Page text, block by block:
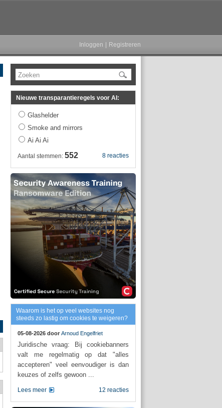
Inloggen Registreren
Zoeken
Nieuwe transparantieregels voor AI:
Glashelder
Smoke and mirrors
Ai Ai Ai
8 reacties
Aantal stemmen: 552
Waarom is het op veel websites nog
steeds zo lastig om cookies te weigeren?
05-08-2026 door Arnoud Engelfriet
Juridische vraag: Bij cookiebanners
valt me regelmatig op dat "alles
accepteren" veel eenvoudiger is dan
keuzes of zelfs gewoon ...
12 reacties
Lees meer